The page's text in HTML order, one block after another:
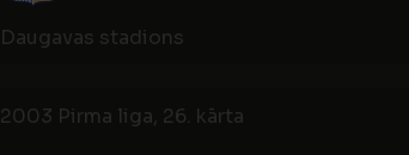
Daugavas stadions
2003 Pirma liga, 26. kārta